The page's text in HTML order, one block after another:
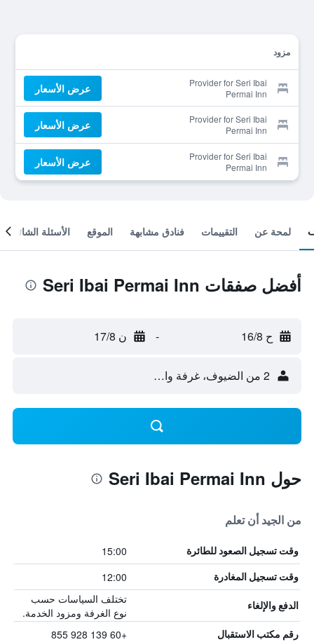
مزود
Provider for Seri Ibai
Permai Inn
عرض الأسعار
Provider for Seri Ibai
Permai Inn
عرض الأسعار
Provider for Seri Ibai
Permai Inn
عرض الأسعار
لمحة عن التقييمات فنادق مشابهة الموقع الأسئلة الشائعة
أفضل صفقات Seri Ibai Permai Inn
ح 16/8 - ن 17/8
2 من الضيوف، غرفة واحدة
حول Seri Ibai Permai Inn
من الجيد أن تعلم
وقت تسجيل الصعود للطائرة 15:00
وقت تسجيل المغادرة 12:00
الدفع والإلغاء
تختلف السياسات حسب
نوع الغرفة ومزود الخدمة.
رقم مكتب الاستقبال +60 139 928 855